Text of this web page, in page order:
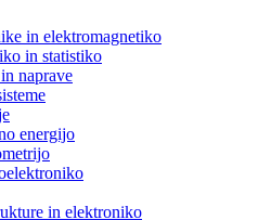
in elektromagnetiko
in statistiko
naprave
energijo
in elektroniko